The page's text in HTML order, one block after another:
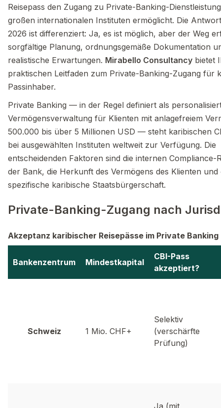
Reisepass den Zugang zu Private-Banking-
großen internationalen Instituten ermöglicht. Die
2026 ist differenziert: Ja, es ist möglich, aber der Weg
sorgfältige Planung, ordnungsgemäße Dokumentation
realistische Erwartungen. Mirabello Consultancy bietet
praktischen Leitfaden zum Private-Banking-Zugang für
Passinhaber.
Private Banking — in der Regel definiert als
Vermögensverwaltung für Klienten mit anlagefreiem
500.000 bis über 5 Millionen USD — steht karibischen
bei ausgewählten Instituten weltweit zur Verfügung. Die
entscheidenden Faktoren sind die internen Compliance-
der Bank, die Herkunft des Vermögens des Klienten und
spezifische karibische Staatsbürgerschaft.
Private-Banking-Zugang nach
Akzeptanz karibischer Reisepässe im Private
Bankenzentrum Mindestkapital
CBI-Pass
akzeptiert?
Schweiz 1 Mio. CHF+
Selektiv
(verschärfte
Prüfung)
Ja (mit